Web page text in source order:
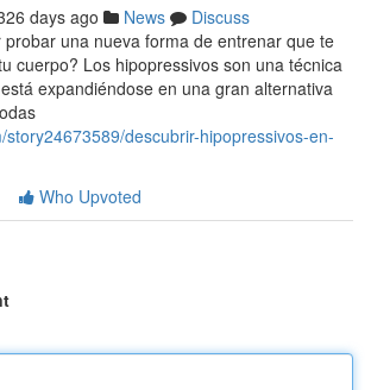
days ago News
Discuss
probar una nueva forma de entrenar que te
cuerpo? Los hipopressivos son una técnica
expandiéndose en una gran alternativa
story24673589/descubrir-hipopressivos-en-
Who Upvoted